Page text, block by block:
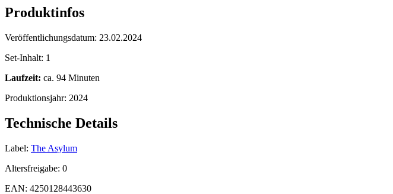
Produktinfos
Veröffentlichungsdatum: 23.02.2024
Set-Inhalt: 1
Laufzeit: ca. 94 Minuten
Produktionsjahr: 2024
Technische Details
Label: The Asylum
Altersfreigabe: 0
EAN: 4250128443630